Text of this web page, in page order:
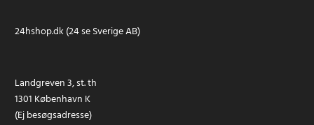
24hshop.dk (24 se Sverige AB)
Landgreven 3, st. th
1301 København K
(Ej besøgsadresse)